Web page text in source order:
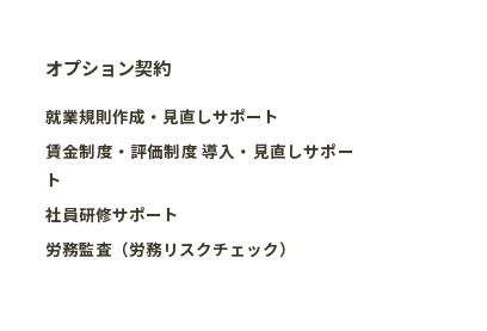
オプション契約
就業規則作成・見直しサポート
賃金制度・評価制度 導入・見直しサポー
ト
社員研修サポート
労務監査（労務リスクチェック）